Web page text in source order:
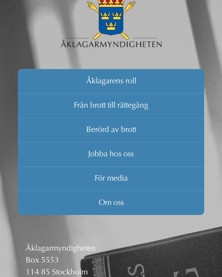
Åklagarens roll
Från brott till rättegång
Berörd av brott
Jobba hos oss
För media
Om oss
Åklagarmyndigheten
Box 5553
114 85 Stockholm